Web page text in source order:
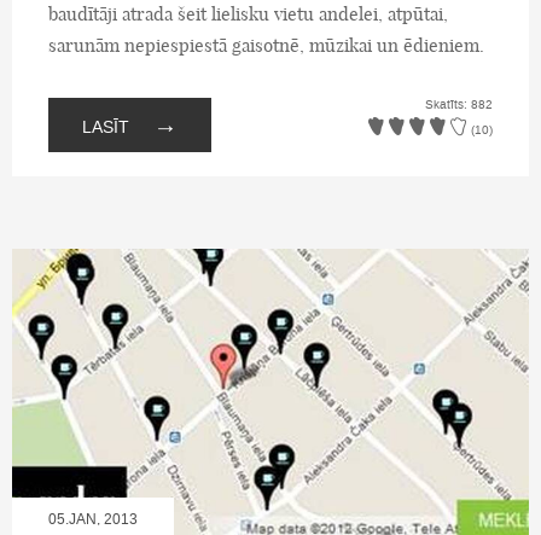
baudītāji atrada šeit lielisku vietu andelei, atpūtai,
sarunām nepiespiestā gaisotnē, mūzikai un ēdieniem.
LASĪT →
Skatīts: 882
(10)
05.JAN, 2013